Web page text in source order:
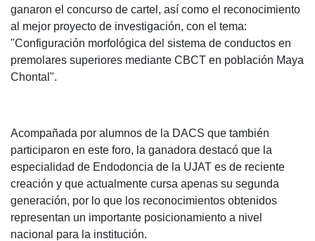
ganaron el concurso de cartel, así como el reconocimiento
al mejor proyecto de investigación, con el tema:
"Configuración morfológica del sistema de conductos en
premolares superiores mediante CBCT en población Maya
Chontal".
Acompañada por alumnos de la DACS que también
participaron en este foro, la ganadora destacó que la
especialidad de Endodoncia de la UJAT es de reciente
creación y que actualmente cursa apenas su segunda
generación, por lo que los reconocimientos obtenidos
representan un importante posicionamiento a nivel
nacional para la institución.